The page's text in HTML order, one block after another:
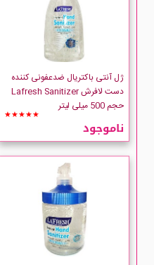
ژل آنتی باکتریال ضدعفونی کننده
دست لافرش Lafresh Sanitizer
حجم 500 میلی لیتر
★★★★★
ناموجود